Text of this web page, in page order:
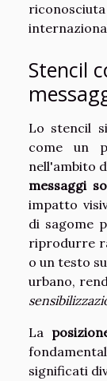
Stencil
Lo stencil
come un
nell'ambito
messaggi
impatto
di sagome
riprodurre
o un testo
urbano,
La
significati